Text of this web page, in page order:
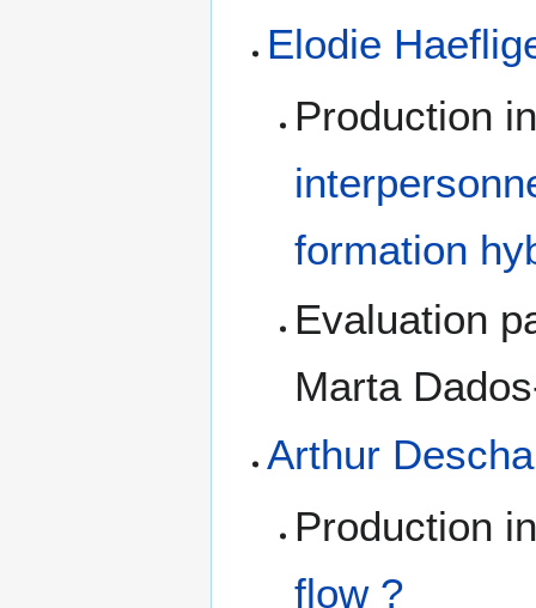
Elodie
Production
formation
Evaluation
Marta
Arthur
Production
flow ?